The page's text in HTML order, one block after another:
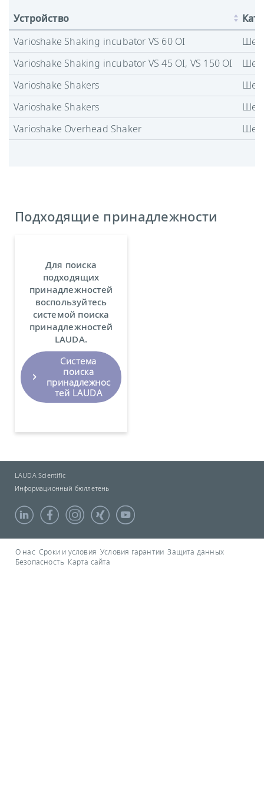
Устройство
Varioshake Shaking incubator VS 60 OI
Varioshake Shaking incubator VS 45 OI, VS 150 OI
Varioshake Shakers
Varioshake Shakers
Varioshake Overhead Shaker
Подходящие принадлежности
Для поиска
подходящих
принадлежностей
воспользуйтесь
системой поиска
принадлежностей
LAUDA.
Система
поиска
принадлежнос
тей LAUDA
LAUDA Scientific
Информационный бюллетень
О нас Сроки и условия Условия гарантии Защита данных
Безопасность Карта сайта